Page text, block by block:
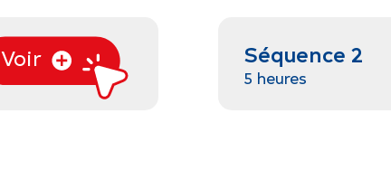
Voir Séquence 2
5 heures